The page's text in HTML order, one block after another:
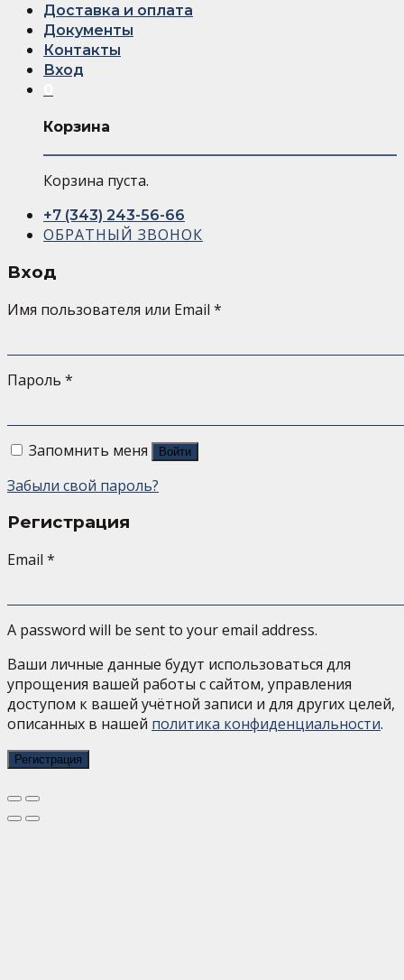
Доставка и оплата
Документы
Контакты
Вход
Корзина
Корзина пуста.
+7 (343) 243-56-66
ОБРАТНЫЙ ЗВОНОК
Вход
Имя пользователя или Email *
Пароль *
Запомнить меня Войти
Забыли свой пароль?
Регистрация
Email *
A password will be sent to your email address.
Ваши личные данные будут использоваться для
упрощения вашей работы с сайтом, управления
доступом к вашей учётной записи и для других целей,
описанных в нашей политика конфиденциальности.
Регистрация